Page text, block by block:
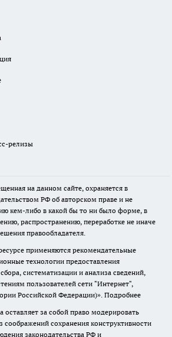
релизы
на данном сайте, охраняется в
РФ об авторском праве и не
кем-либо в какой бы то ни было форме, в
распространению, переработке не иначе
правообладателя.
применяются рекомендательные
технологии предоставления
систематизации и анализа сведений,
пользователей сети "Интернет",
Российской Федерации)». Подробнее
за собой право модерировать
соображений сохранения конструктивности
законодательства РФ и